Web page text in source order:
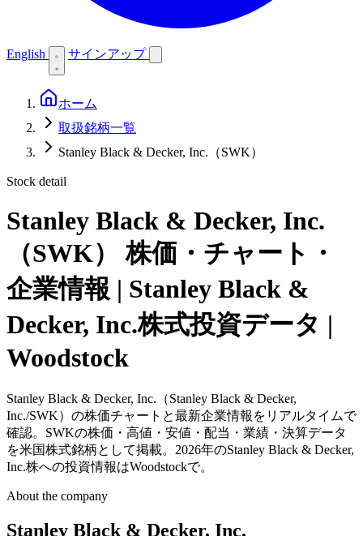
English サインアップ
ホーム
取扱銘柄一覧
Stanley Black & Decker, Inc.（SWK）
Stock detail
Stanley Black & Decker, Inc.
（SWK）
株価・チャート・
企業情報 | Stanley Black &
Decker, Inc.株式投資データ |
Woodstock
Stanley Black & Decker, Inc.（Stanley Black & Decker,
Inc./SWK）の株価チャートと最新企業情報をリアルタイムで
確認。SWKの株価・高値・安値・配当・業績・決算データ
を米国株式銘柄として掲載。2026年のStanley Black & Decker,
Inc.株への投資情報はWoodstockで。
About the company
Stanley Black & Decker, Inc.